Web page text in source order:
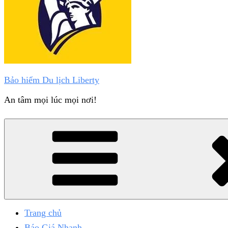
Bảo hiểm Du lịch Liberty
An tâm mọi lúc mọi nơi!
Trang chủ